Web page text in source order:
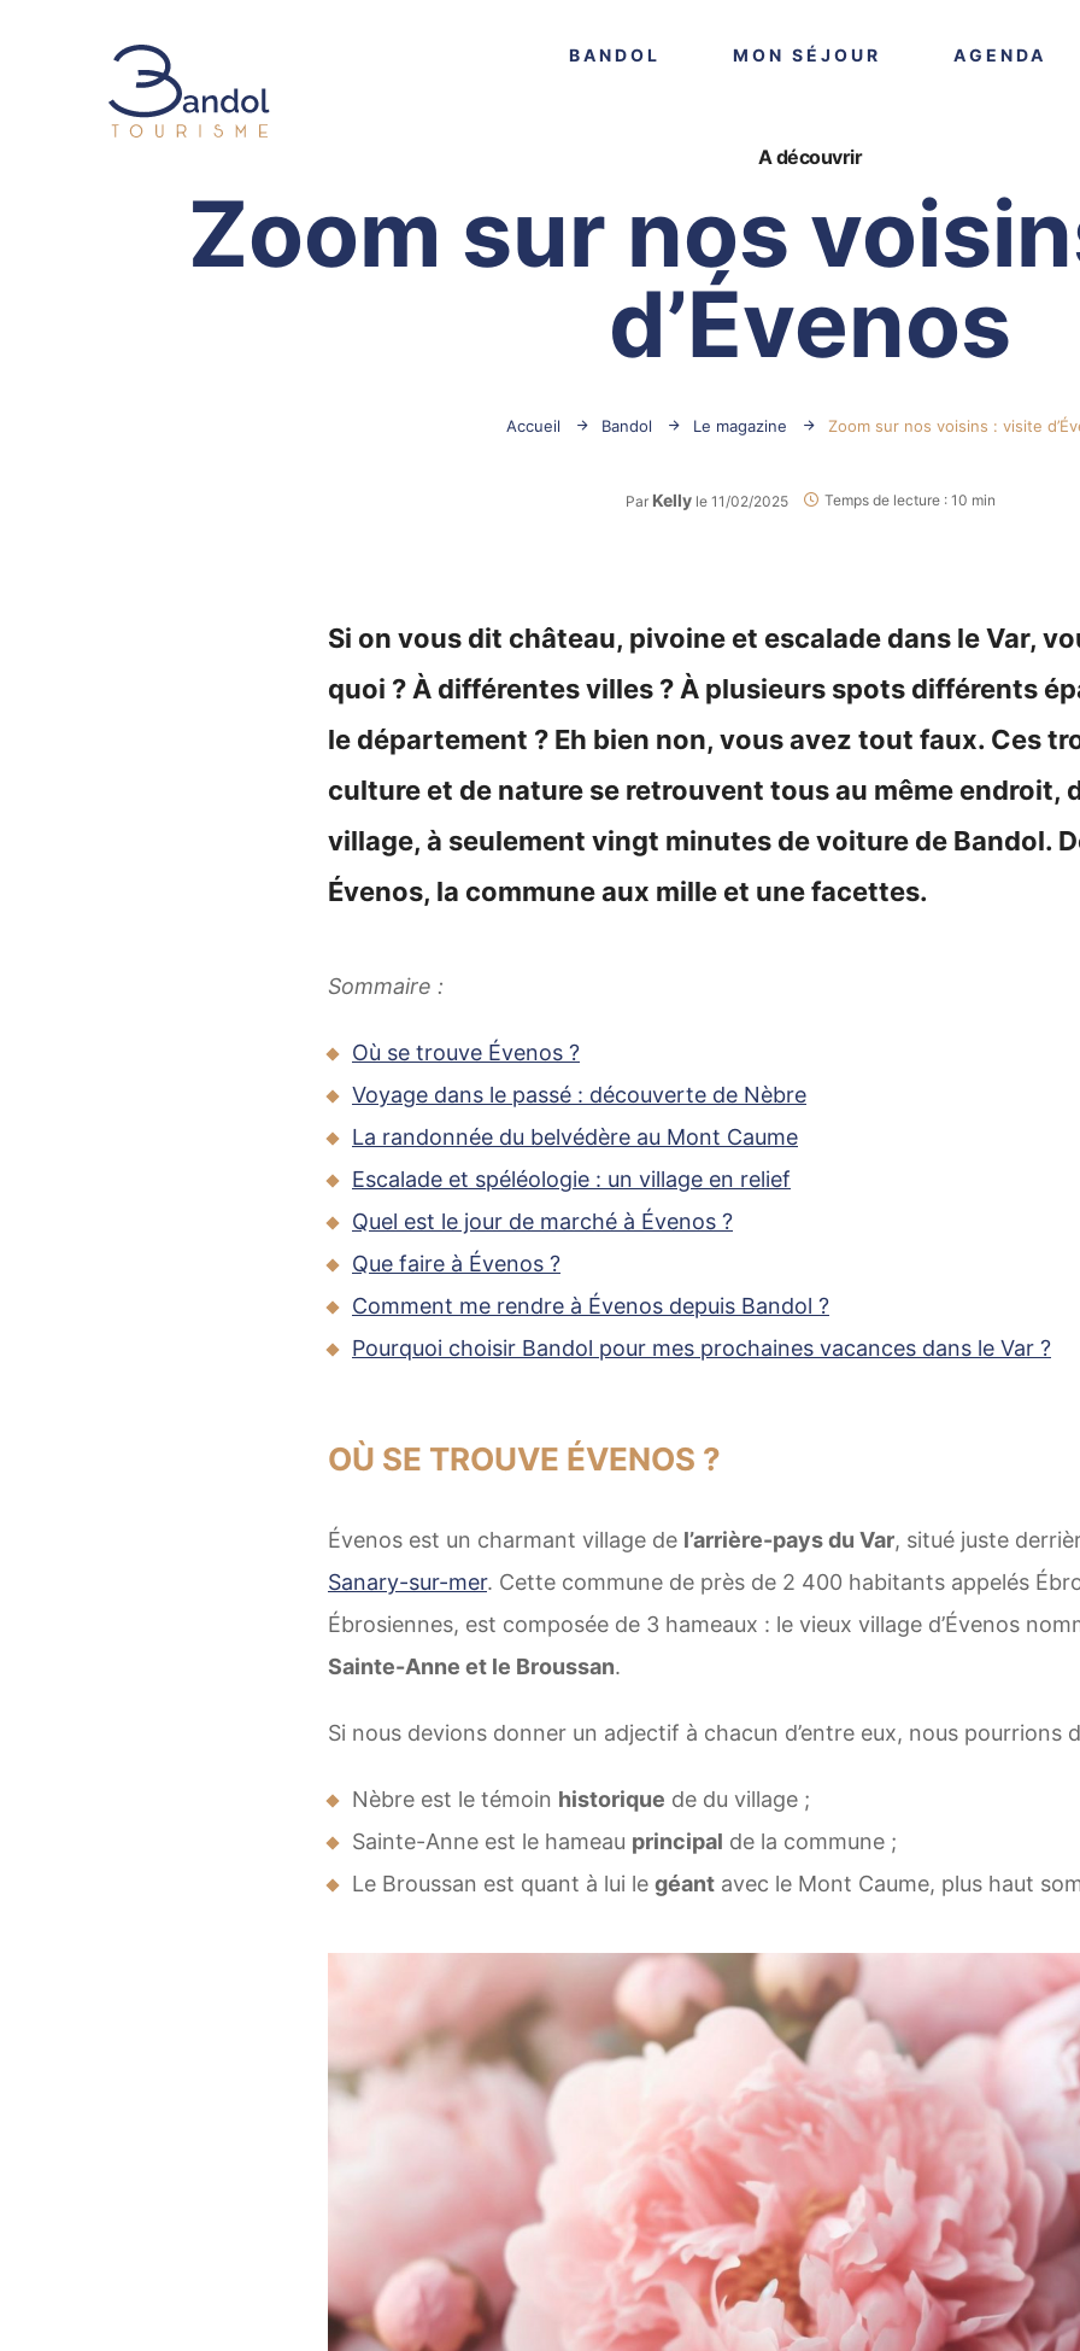
BANDOL VOIR PLUSMON SÉJOUR VOIR PLUSAGENDA
A découvrir
Zoom sur nos
d’Évenos
Accueil Bandol Le magazine Zoom sur nos voisins : visite
Par Kellyle 11/02/2025 Temps de lecture : 10 min
Si on vous dit château, pivoine et escalade dans le Var,
quoi ? À différentes villes ? À plusieurs spots différents
le département ? Eh bien non, vous avez tout faux. Ces
culture et de nature se retrouvent tous au même endroit,
village, à seulement vingt minutes de voiture de Bandol.
Évenos, la commune aux mille et une facettes.
Sommaire :
Où se trouve Évenos ?
Voyage dans le passé : découverte de Nèbre
La randonnée du belvédère au Mont Caume
Escalade et spéléologie : un village en relief
Quel est le jour de marché à Évenos ?
Que faire à Évenos ?
Comment me rendre à Évenos depuis Bandol ?
Pourquoi choisir Bandol pour mes prochaines vacances dans le Var ?
OÙ SE TROUVE ÉVENOS ?
Évenos est un charmant village de l’arrière-pays du Var, situé juste
Sanary-sur-mer. Cette commune de près de 2 400 habitants appelés
Ébrosiennes, est composée de 3 hameaux : le vieux village d’Évenos
Sainte-Anne et le Broussan.
Si nous devions donner un adjectif à chacun d’entre eux, nous pourrions
Nèbre est le témoin historique de du village ;
Sainte-Anne est le hameau principal de la commune ;
Le Broussan est quant à lui le géant avec le Mont Caume, plus haut